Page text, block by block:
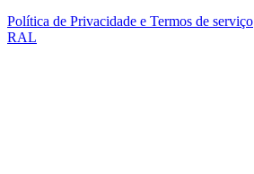
Política de Privacidade e Termos de serviço
RAL